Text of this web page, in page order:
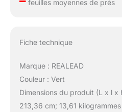
feuilles moyennes de près
Fiche technique
Marque : REALEAD
Couleur : Vert
Dimensions du produit (L x l
213,36 cm; 13,61 kilogrammes